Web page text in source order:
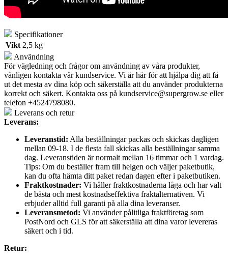
Specifikationer
Vikt 2,5 kg
Användning
För vägledning och frågor om användning av våra produkter,
vänligen kontakta vår kundservice. Vi är här för att hjälpa dig att få
ut det mesta av dina köp och säkerställa att du använder produkterna
korrekt och säkert. Kontakta oss på kundservice@supergrow.se eller
telefon +4524798080.
Leverans och retur
Leverans:
Leveranstid: Alla beställningar packas och skickas dagligen
mellan 09-18. I de flesta fall skickas alla beställningar samma
dag. Leveranstiden är normalt mellan 16 timmar och 1 vardag.
Tips: Om du beställer fram till helgen och väljer paketbutik,
kan du ofta hämta ditt paket redan dagen efter i paketbutiken.
Fraktkostnader: Vi håller fraktkostnaderna låga och har valt
de bästa och mest kostnadseffektiva fraktalternativen. Vi
erbjuder alltid full garanti på alla dina leveranser.
Leveransmetod: Vi använder pålitliga fraktföretag som
PostNord och GLS för att säkerställa att dina varor levereras
säkert och i tid.
Retur: